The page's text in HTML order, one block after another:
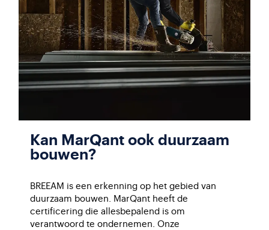
Kan MarQant ook duurzaam
bouwen?
BREEAM is een erkenning op het gebied van
duurzaam bouwen. MarQant heeft de
certificering die allesbepalend is om
verantwoord te ondernemen. Onze